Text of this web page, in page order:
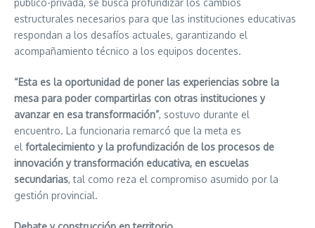
público-privada, se busca profundizar los cambios
estructurales necesarios para que las instituciones educativas
respondan a los desafíos actuales, garantizando el
acompañamiento técnico a los equipos docentes.
“Esta es la oportunidad de poner las experiencias sobre la
mesa para poder compartirlas con otras instituciones y
avanzar en esa transformación”, sostuvo durante el
encuentro. La funcionaria remarcó que la meta es
el fortalecimiento y la profundización de los procesos de
innovación y transformación educativa, en escuelas
secundarias, tal como reza el compromiso asumido por la
gestión provincial.